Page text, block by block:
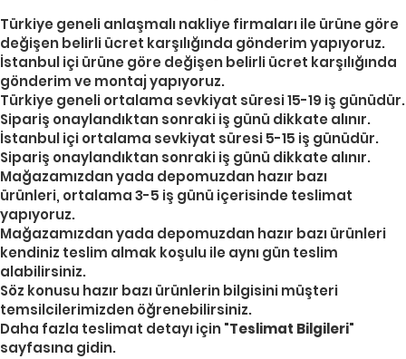
Türkiye geneli anlaşmalı nakliye firmaları ile ürüne göre
değişen belirli ücret karşılığında gönderim yapıyoruz.
İstanbul içi ürüne göre değişen belirli ücret karşılığında
gönderim ve montaj yapıyoruz.
Türkiye geneli ortalama sevkiyat süresi 15-19 iş günüdür.
Sipariş onaylandıktan sonraki iş günü dikkate alınır.
İstanbul içi ortalama sevkiyat süresi 5-15 iş günüdür.
Sipariş onaylandıktan sonraki iş günü dikkate alınır.
Mağazamızdan yada depomuzdan hazır bazı
ürünleri, ortalama 3-5 iş günü içerisinde teslimat
yapıyoruz.
Mağazamızdan yada depomuzdan hazır bazı ürünleri
kendiniz teslim almak koşulu ile aynı gün teslim
alabilirsiniz.
Söz konusu hazır bazı ürünlerin bilgisini müşteri
temsilcilerimizden öğrenebilirsiniz.
Daha fazla teslimat detayı için "Teslimat Bilgileri"
sayfasına gidin.